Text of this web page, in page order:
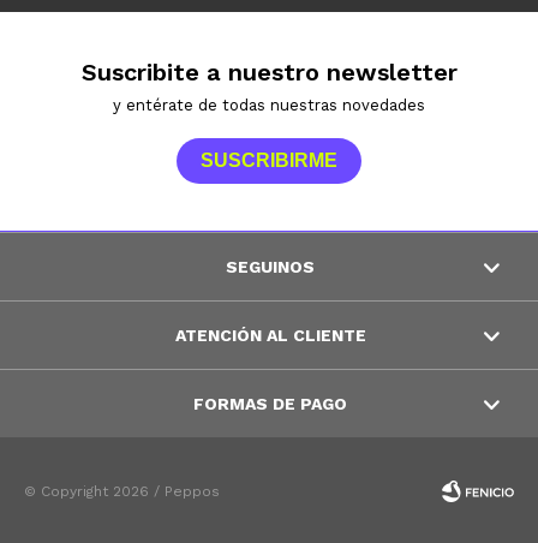
Suscribite a nuestro newsletter
y entérate de todas nuestras novedades
SUSCRIBIRME
SEGUINOS
ATENCIÓN AL CLIENTE
FORMAS DE PAGO
© Copyright 2026 / Peppos